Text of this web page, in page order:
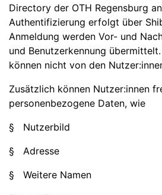
Directory der OTH Regensburg
Authentifizierung erfolgt über
Anmeldung werden Vor- und
und Benutzerkennung
können nicht von den
Zusätzlich können Nutzer:innen
personenbezogene Daten, wie
§ Nutzerbild
§ Adresse
§ Weitere Namen